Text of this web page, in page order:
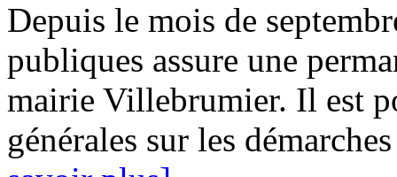
Depuis le mois de
publiques assure une
mairie Villebrumier. Il est
générales sur les